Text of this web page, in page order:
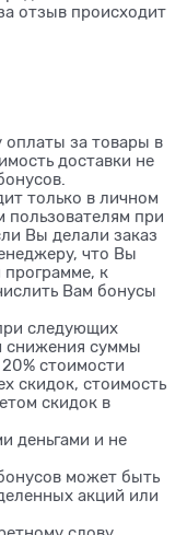
отзыв происходит
оплаты за товары в
доставки не
только в личном
пользователям при
Вы делали заказ
что Вы
программе, к
Вам бонусы
следующих
снижения суммы
стоимости
скидок, стоимость
скидок в
деньгами и не
может быть
акций или